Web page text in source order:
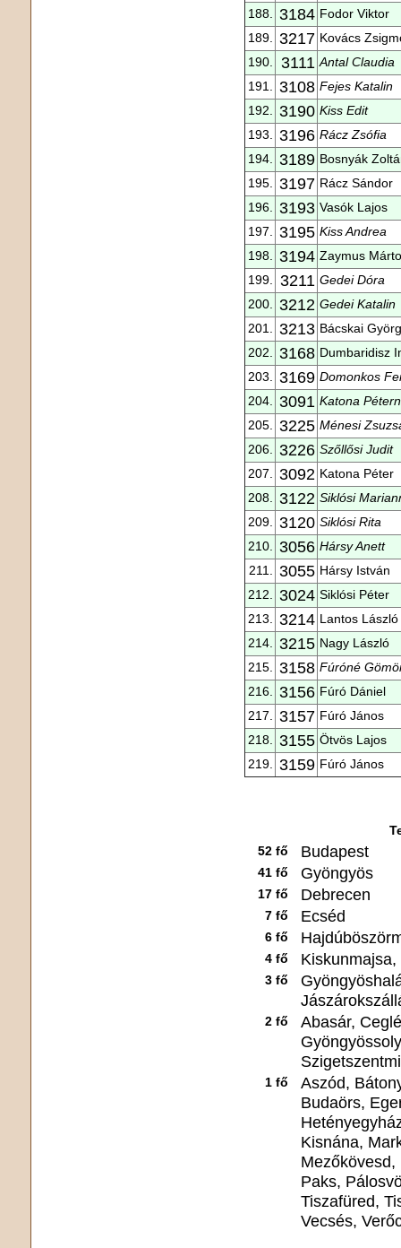
188.
3184 Fodor Viktor
189.
3217 Kovács
190.
3111 Antal Claudia
191.
3108 Fejes Katalin
192.
3190 Kiss Edit
193.
3196 Rácz Zsófia
194.
3189 Bosnyák
195.
3197 Rácz Sándor
196.
3193 Vasók Lajos
197.
3195 Kiss Andrea
198.
3194 Zaymus
199.
3211 Gedei Dóra
200.
3212 Gedei Katalin
201.
3213 Bácskai
202.
3168 Dumbaridisz
203.
3169 Domonkos
204.
3091 Katona
205.
3225 Ménesi
206.
3226 Szőllősi Judit
207.
3092 Katona Péter
208.
3122 Siklósi
209.
3120 Siklósi Rita
210.
3056 Hársy Anett
211.
3055 Hársy István
212.
3024 Siklósi Péter
213.
3214 Lantos László
214.
3215 Nagy László
215.
3158 Fúróné
216.
3156 Fúró Dániel
217.
3157 Fúró János
218.
3155 Ötvös Lajos
219.
3159 Fúró János
52 fő
Budapest
41 fő Gyöngyös
17 fő Debrecen
7 fő Ecséd
6 fő
4 fő
3 fő
2 fő
Abasár,
1 fő
Aszód,
Budaörs,
Kisnána,
Paks,
Tiszafüred,
Vecsés,